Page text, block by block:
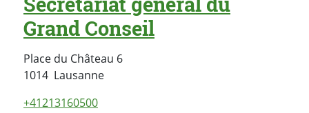
Grand Conseil
Place du Château 6
1014 LausanneSuisse
+41213160500